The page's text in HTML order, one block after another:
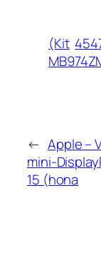
(Kit
← Apple –
mini-
15 (hona